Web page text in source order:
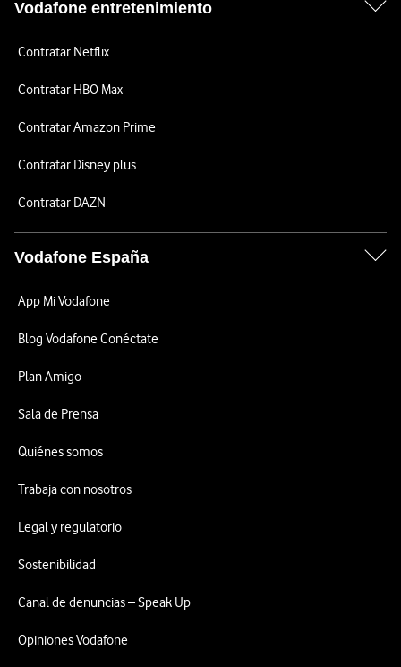
Vodafone entretenimiento
Contratar Netflix
Contratar HBO Max
Contratar Amazon Prime
Contratar Disney plus
Contratar DAZN
Vodafone España
App Mi Vodafone
Blog Vodafone Conéctate
Plan Amigo
Sala de Prensa
Quiénes somos
Trabaja con nosotros
Legal y regulatorio
Sostenibilidad
Canal de denuncias – Speak Up
Opiniones Vodafone